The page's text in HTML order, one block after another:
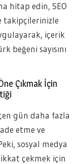
hitap edin, SEO
takipçilerinizle
içerik
beğeni sayısını
Çıkmak İçin
gün daha fazla
etme ve
sosyal medya
çekmek için